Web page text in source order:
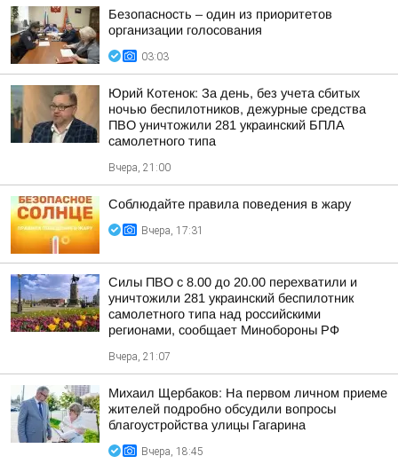
Безопасность – один из приоритетов
организации голосования
03:03
Юрий Котенок: За день, без учета сбитых
ночью беспилотников, дежурные средства
ПВО уничтожили 281 украинский БПЛА
самолетного типа
Вчера, 21:00
Соблюдайте правила поведения в жару
Вчера, 17:31
Силы ПВО с 8.00 до 20.00 перехватили и
уничтожили 281 украинский беспилотник
самолетного типа над российскими
регионами, сообщает Минобороны РФ
Вчера, 21:07
Михаил Щербаков: На первом личном приеме
жителей подробно обсудили вопросы
благоустройства улицы Гагарина
Вчера, 18:45